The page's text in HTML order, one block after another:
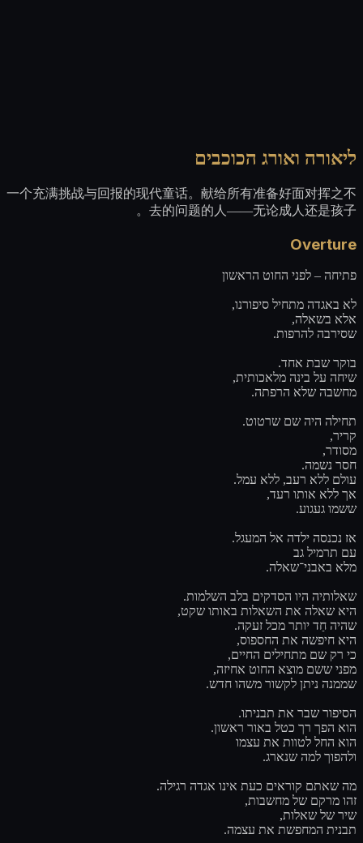
ליאורה ואורג הכוכבים
一个充满挑战与回报的现代童话。献给所有准备好面对挥之不
去的问题的人——无论成人还是孩子。
Overture
פתיחה – לפני החוט הראשון
לא באגדה מתחיל סיפורנו,
אלא בשאלה,
שסירבה להרפות.
בוקר שבת אחד.
שיחה על בינה מלאכותית,
מחשבה שלא הרפתה.
תחילה היה שם שרטוט.
קריר,
מסודר,
חסר נשמה.
עולם ללא רעב, ללא עמל.
אך ללא אותו רעד,
ששמו געגוע.
אז נכנסה ילדה אל המעגל.
עם תרמיל גב
מלא באבני־שאלה.
שאלותיה היו הסדקים בלב השלמות.
היא שאלה את השאלות באותו שקט,
שהיה חַד יותר מכל זעקה.
היא חיפשה את החספוס,
כי רק שם מתחילים החיים,
מפני ששם מוצא החוט אחיזה,
שממנה ניתן לקשור משהו חדש.
הסיפור שבר את תבניתו.
הוא הפך רך כטל באור ראשון.
הוא החל לטוות את עצמו
ולהפוך למה שנארג.
מה שאתם קוראים כעת אינו אגדה רגילה.
זהו מרקם של מחשבות,
שיר של שאלות,
תבנית המחפשת את עצמה.